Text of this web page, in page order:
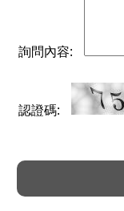
詢問內容:
認證碼: